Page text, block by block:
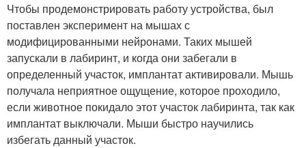
Чтобы продемонстрировать работу устройства, был
поставлен эксперимент на мышах с
модифицированными нейронами. Таких мышей
запускали в лабиринт, и когда они забегали в
определенный участок, имплантат активировали. Мышь
получала неприятное ощущение, которое проходило,
если животное покидало этот участок лабиринта, так как
имплантат выключали. Мыши быстро научились
избегать данный участок.